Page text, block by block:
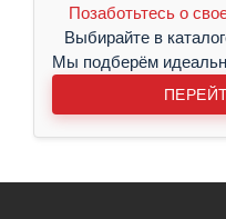
Позаботьтесь о
Выбирайте в
Мы подберём